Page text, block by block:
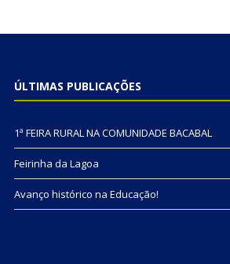
ÚLTIMAS PUBLICAÇÕES
1ª FEIRA RURAL NA COMUNIDADE BACABAL
Feirinha da Lagoa
Avanço histórico na Educação!